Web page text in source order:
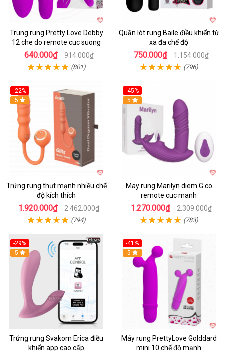
Trung rung Pretty Love Debby
12 che do remote cuc suong
640.000₫ 914.000₫
(801)
Quần lót rung Baile điều khiển từ
xa đa chế độ
750.000₫ 1.154.000₫
(796)
-22%
Hot
5
Trứng rung thụt mạnh nhiều chế
độ kích thích
1.920.000₫ 2.462.000₫
(794)
-45%
Hot
5
May rung Marilyn diem G co
remote cuc manh
1.270.000₫ 2.309.000₫
(783)
-29%
Hot
5
Trứng rung Svakom Erica điều
khiển app cao cấp
-41%
Hot
5
Máy rung PrettyLove Golddard
mini 10 chế độ mạnh